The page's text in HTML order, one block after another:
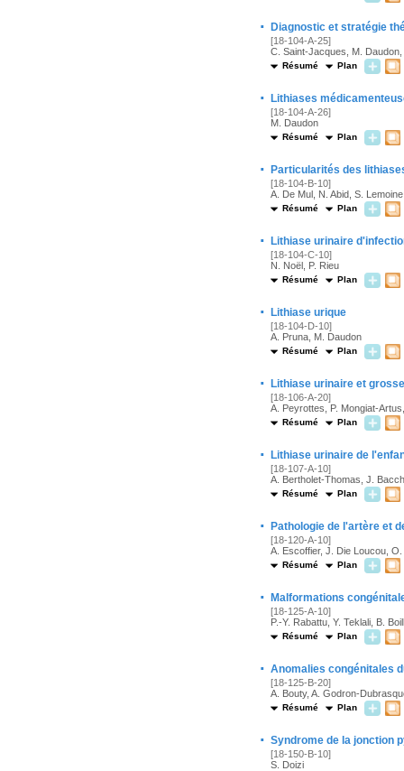
· Diagnostic et stratégie
[18-104-A-25]
C. Saint-Jacques, M.
Résumé Plan
· Lithiases
[18-104-A-26]
M. Daudon
Résumé Plan
· Particularités des
[18-104-B-10]
A. De Mul, N. Abid, S. Lemoine
Résumé Plan
· Lithiase urinaire
[18-104-C-10]
N. Noël, P. Rieu
Résumé Plan
· Lithiase urique
[18-104-D-10]
A. Pruna, M. Daudon
Résumé Plan
· Lithiase urinaire et
[18-106-A-20]
A. Peyrottes, P. Mongiat-
Résumé Plan
· Lithiase urinaire de
[18-107-A-10]
A. Bertholet-Thomas, J.
Résumé Plan
· Pathologie de l'artère et
[18-120-A-10]
A. Escoffier, J. Die Loucou,
Résumé Plan
· Malformations
[18-125-A-10]
P.-Y. Rabattu, Y. Teklali, B.
Résumé Plan
· Anomalies congénitales
[18-125-B-20]
A. Bouty, A. Godron-
Résumé Plan
· Syndrome de la jonction
[18-150-B-10]
S. Doizi